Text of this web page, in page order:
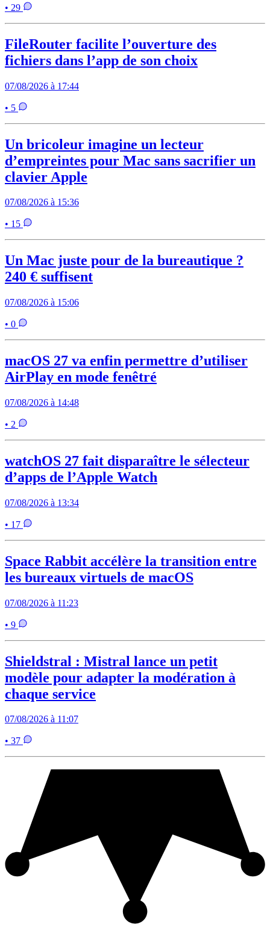
• 29
FileRouter facilite l’ouverture des
fichiers dans l’app de son choix
07/08/2026 à 17:44
• 5
Un bricoleur imagine un lecteur
d’empreintes pour Mac sans sacrifier un
clavier Apple
07/08/2026 à 15:36
• 15
Un Mac juste pour de la bureautique ?
240 € suffisent
07/08/2026 à 15:06
• 0
macOS 27 va enfin permettre d’utiliser
AirPlay en mode fenêtré
07/08/2026 à 14:48
• 2
watchOS 27 fait disparaître le sélecteur
d’apps de l’Apple Watch
07/08/2026 à 13:34
• 17
Space Rabbit accélère la transition entre
les bureaux virtuels de macOS
07/08/2026 à 11:23
• 9
Shieldstral : Mistral lance un petit
modèle pour adapter la modération à
chaque service
07/08/2026 à 11:07
• 37